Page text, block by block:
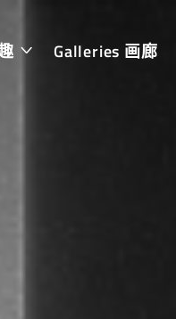
Galleries 画廊